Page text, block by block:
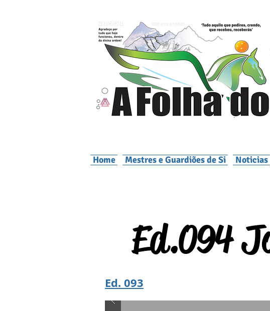
Home Mestres e Guardiões de Si Noticias
Ed.094
Ed. 093